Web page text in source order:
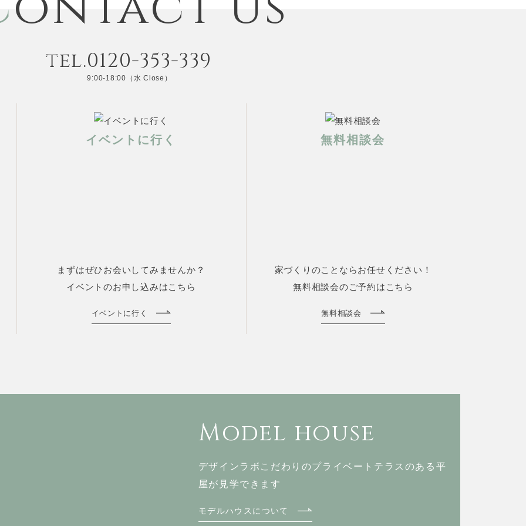
tel.0120-353-339
9:00-18:00（水 Close）
イベントに行く
まずはぜひお会いしてみませんか？
イベントのお申し込みはこちら
イベントに行く
無料相談会
家づくりのことならお任せください！
無料相談会のご予約はこちら
無料相談会
Model house
デザインラボこだわりのプライベートテラスのある 平
屋が見学できます
モデルハウスについて